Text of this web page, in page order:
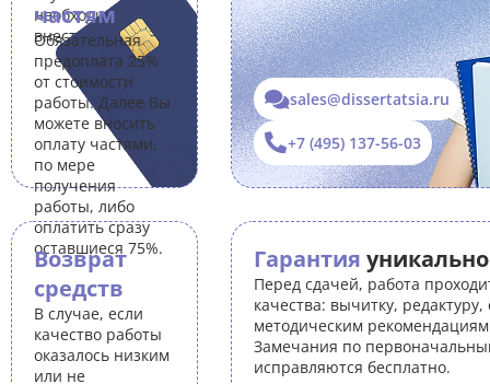
необходимо
внести правки.
частям
Обязательная
предоплата 25%
от стоимости
работы. Далее Вы
можете вносить
оплату частями,
по мере
получения
работы, либо
оплатить сразу
оставшиеся 75%.
Возврат
средств
В случае, если
качество работы
оказалось низким
или не
sales@dissertatsia.ru
+7 (495) 137-56-03
Гарантия
Перед сдачей, работа
качества: вычитку, редактуру,
методическим
Замечания по
исправляются бесплатно.